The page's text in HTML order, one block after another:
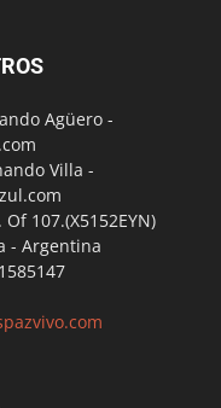
Agüero -
Villa -
107.(X5152EYN)
- Argentina